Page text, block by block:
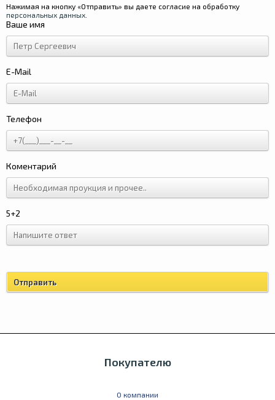
Ваше имя
E-Mail
Телефон
Коментарий
5+2
Нажимая на кнопку «Отправить» вы даете согласие на обработку
персональных данных
Покупателю
О компании